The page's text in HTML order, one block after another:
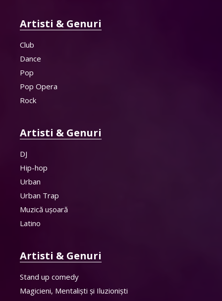
Artisti & Genuri
Club
Dance
Pop
Pop Opera
Rock
Artisti & Genuri
DJ
Hip-hop
Urban
Urban Trap
Muzică ușoară
Latino
Artisti & Genuri
Stand up comedy
Magicieni, Mentaliști și Iluzioniști